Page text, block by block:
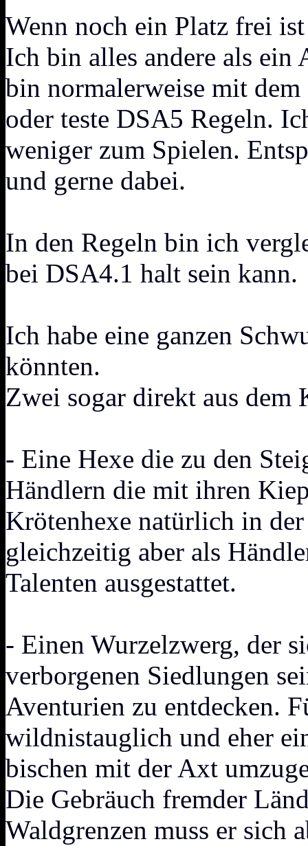
Wenn noch ein Platz frei
Ich bin alles andere als ein
bin normalerweise mit
oder teste DSA5 Regeln.
weniger zum Spielen.
und gerne dabei.
In den Regeln bin ich
bei DSA4.1 halt sein kann.
Ich habe eine ganzen
könnten.
Zwei sogar direkt aus dem
- Eine Hexe die zu den
Händlern die mit ihren
Krötenhexe natürlich in
gleichzeitig aber als
Talenten ausgestattet.
- Einen Wurzelzwerg, der
verborgenen Siedlungen
Aventurien zu entdecken.
wildnistauglich und eher
bischen mit der Axt
Die Gebräuch fremder
Waldgrenzen muss er sich